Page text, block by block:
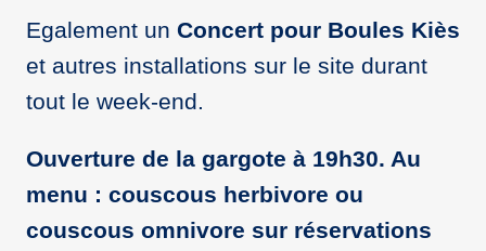
Egalement un Concert pour Boules Kiès
et autres installations sur le site durant
tout le week-end.
Ouverture de la gargote à 19h30. Au
menu : couscous herbivore ou
couscous omnivore sur réservations